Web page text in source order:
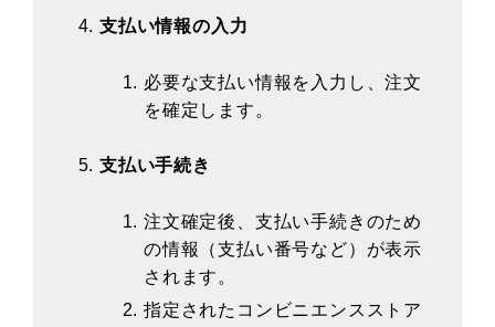
支払い情報の入力
必要な支払い情報を入力し、注文
を確定します。
支払い手続き
注文確定後、支払い手続きのため
の情報（支払い番号など）が表示
されます。
指定されたコンビニエンスストア